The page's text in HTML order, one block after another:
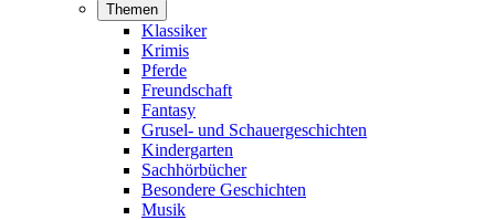
Themen
Klassiker
Krimis
Pferde
Freundschaft
Fantasy
Grusel- und Schauergeschichten
Kindergarten
Sachhörbücher
Besondere Geschichten
Musik